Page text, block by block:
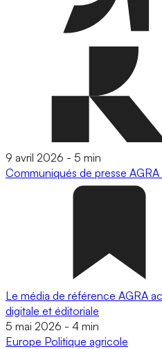
9 avril 2026 - 5 min
Communiqués de presse
Le média de référence AGRA
digitale et éditoriale
5 mai 2026 - 4 min
Europe Politique agricole